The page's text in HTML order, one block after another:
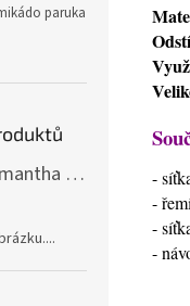
paruka
Tmavá blond paruka Samantha s melíry
-
-
-
-